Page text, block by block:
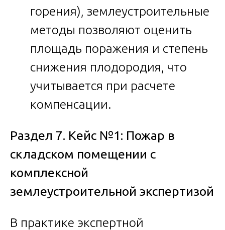
горения), землеустроительные
методы позволяют оценить
площадь поражения и степень
снижения плодородия, что
учитывается при расчете
компенсации.
Раздел 7. Кейс №1: Пожар в
складском помещении с
комплексной
землеустроительной экспертизой
В практике экспертной